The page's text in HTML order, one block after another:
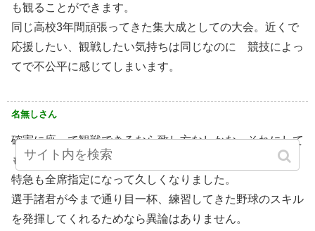
も観ることができます。
同じ高校3年間頑張ってきた集大成としての大会。近くで
応援したい、観戦したい気持ちは同じなのに 競技によっ
てで不公平に感じてしまいます。
名無しさん
確実に座って観戦できるなら致し方なしかな。それにして
も、あらゆる面で全席指定が増えましたね。首都圏のJR
特急も全席指定になって久しくなりました。
選手諸君が今まで通り目一杯、練習してきた野球のスキル
を発揮してくれるためなら異論はありません。